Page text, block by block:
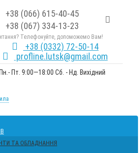
+38 (066) 615-40-45
+38 (067) 334-13-23
Телефонуйте, допоможемо Вам!
+38 (0332) 72-50-14
profline.lutsk@gmail.com
Пн.- Пт. 9:00—18:00 Сб. - Нд. Вихідний
ТА ОБЛАДНАННЯ